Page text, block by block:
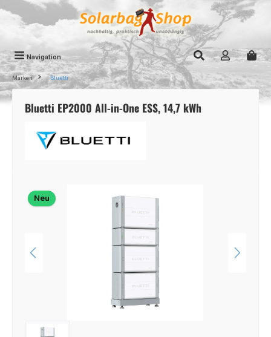
Zum Hauptinhalt springen
Navigation
Marken Bluetti
Bluetti EP2000 All-in-One ESS, 14,7 kWh
Neu